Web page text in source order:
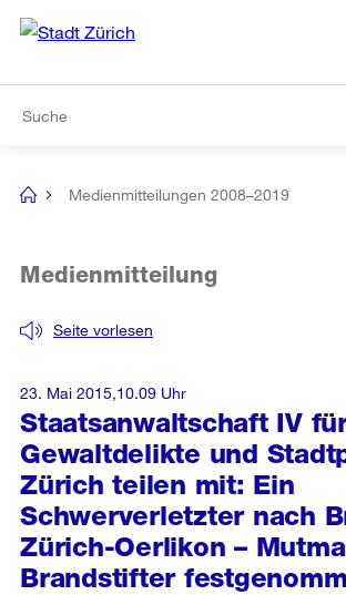
Navigation
[no
Medienmitteilungen 2008–2019
Staatsanwaltschaft IV
Gewaltdelikte und
Zürich teilen mit: Ein
Schwerverletzter nach
Zürich-Oerlikon –
Brandstifter
Seite vorlesen
Medienmitteilung
23. Mai 2015,10.09 Uhr